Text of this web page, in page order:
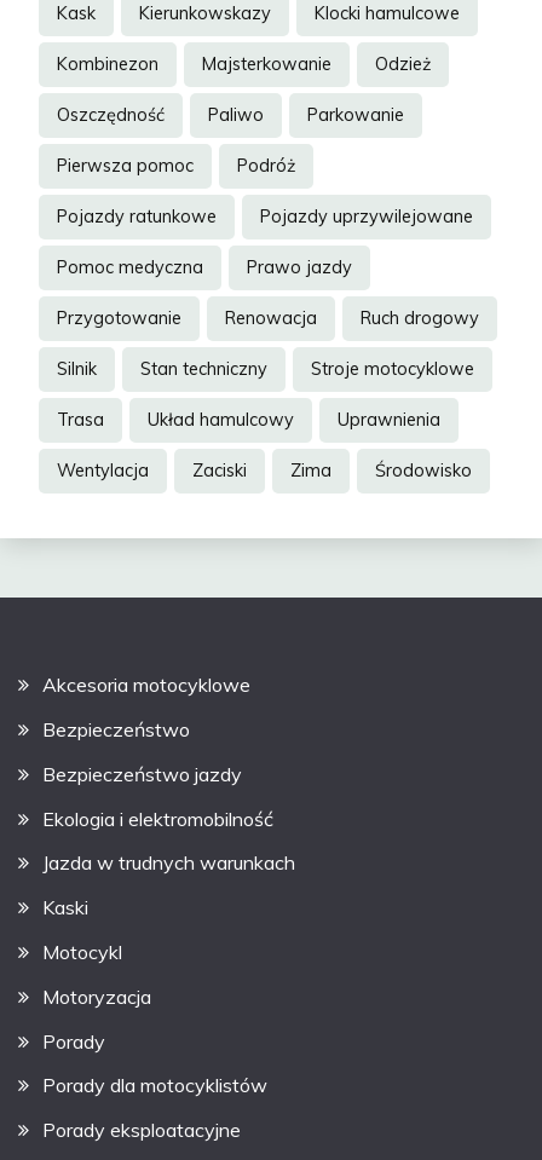
Kask Kierunkowskazy Klocki hamulcowe
Kombinezon Majsterkowanie Odzież
Oszczędność Paliwo Parkowanie
Pierwsza pomoc Podróż
Pojazdy ratunkowe Pojazdy uprzywilejowane
Pomoc medyczna Prawo jazdy
Przygotowanie Renowacja Ruch drogowy
Silnik Stan techniczny Stroje motocyklowe
Trasa Układ hamulcowy Uprawnienia
Wentylacja Zaciski Zima Środowisko
Akcesoria motocyklowe
Bezpieczeństwo
Bezpieczeństwo jazdy
Ekologia i elektromobilność
Jazda w trudnych warunkach
Kaski
Motocykl
Motoryzacja
Porady
Porady dla motocyklistów
Porady eksploatacyjne